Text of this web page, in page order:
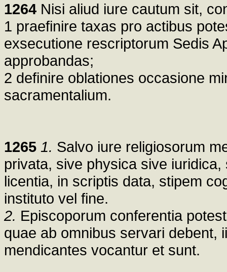
1264 Nisi aliud iure cautum sit,
1 praefinire taxas pro actibus
exsecutione rescriptorum Sedis
approbandas;
2 definire oblationes occasione
sacramentalium.
1265 1. Salvo iure religiosorum
privata, sive physica sive
licentia, in scriptis data, stipem
instituto vel fine.
2. Episcoporum conferentia
quae ab omnibus servari debent,
mendicantes vocantur et sunt.